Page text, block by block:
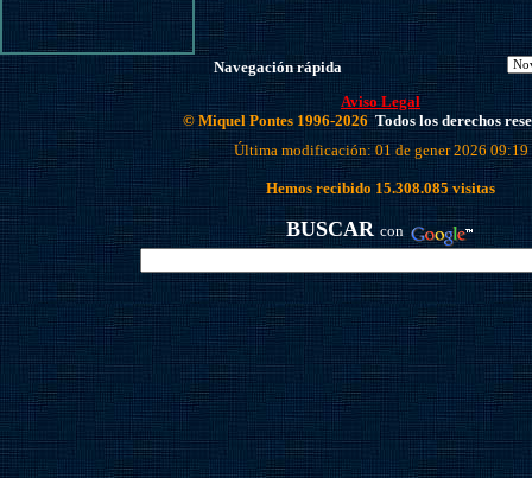
Navegación rápida
Aviso Legal
© Miquel Pontes 1996-2026 Todos los derechos
Última modificación: 01 de gener 2026 09:19
Hemos recibido 15.308.085 visitas
BUSCAR con